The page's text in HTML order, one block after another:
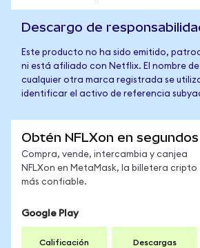
Descargo de
Este producto no ha sido emitido,
ni está afiliado con Netflix. El nombre de
cualquier otra marca registrada se
identificar el activo de referencia
Obtén NFLXon en segundos
Compra, vende, intercambia y canjea
NFLXon en MetaMask, la billetera cripto
más confiable.
Google Play
Calificación Descargas